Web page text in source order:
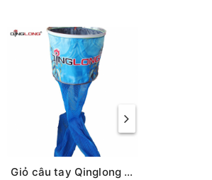
Giỏ câu tay Qinglong dù bện 68 sợi mầu xanh